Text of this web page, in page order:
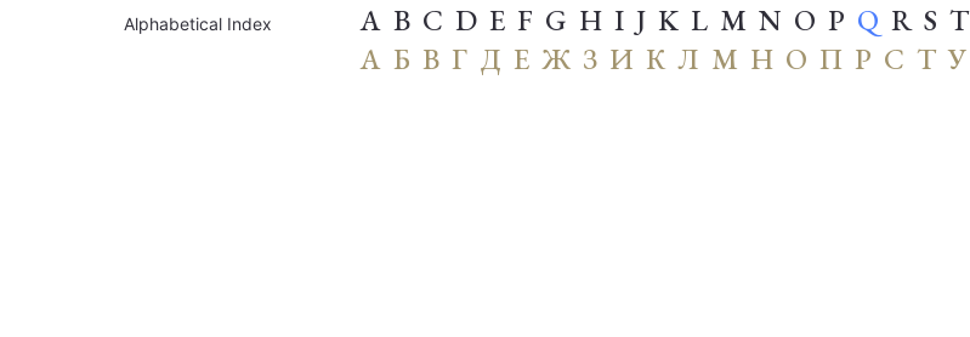
Alphabetical Index A B C D E F G H I J K L M N O P Q R S T
А Б В Г Д Е Ж З И К Л М Н О П Р С Т У